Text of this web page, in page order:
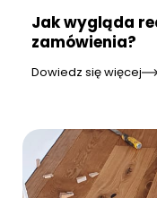
Jak wygląda
zamówienia?
Dowiedz się więcej